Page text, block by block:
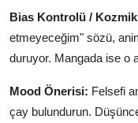
Bias Kontrolü /
etmeyeceğim" sözü,
duruyor. Mangada ise o
Mood Önerisi: Felsefi
çay bulundurun.